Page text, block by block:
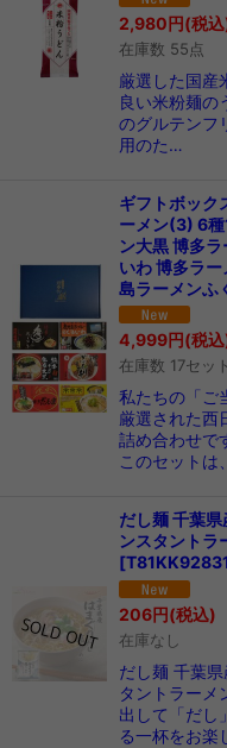
2,980円(税
在庫数 55点
厳選した国産
良い米粉麺の
のグルテンフ
用のた…
ギフトボック
ーメン(3) 6種
ン大黒 博多
いわ 博多ラ
島ラーメンふ
4,999円(税
在庫数 17セット
私たちの「ご
厳選された西
詰め合わせで
このセットは
だし麺 千葉
ンスタントラ
[
206円(税込)
在庫なし
だし麺 千葉
タントラーメ
出して「だし
る一杯をお楽